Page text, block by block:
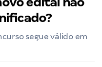
segue válido em